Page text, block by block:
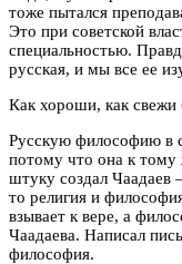
тоже пытался
Это при советской
специальностью.
русская, и мы все ее
Как хороши, как
Русскую философию в
потому что она к тому
штуку создал
то религия и
взывает к вере, а
Чаадаева. Написал
философия.